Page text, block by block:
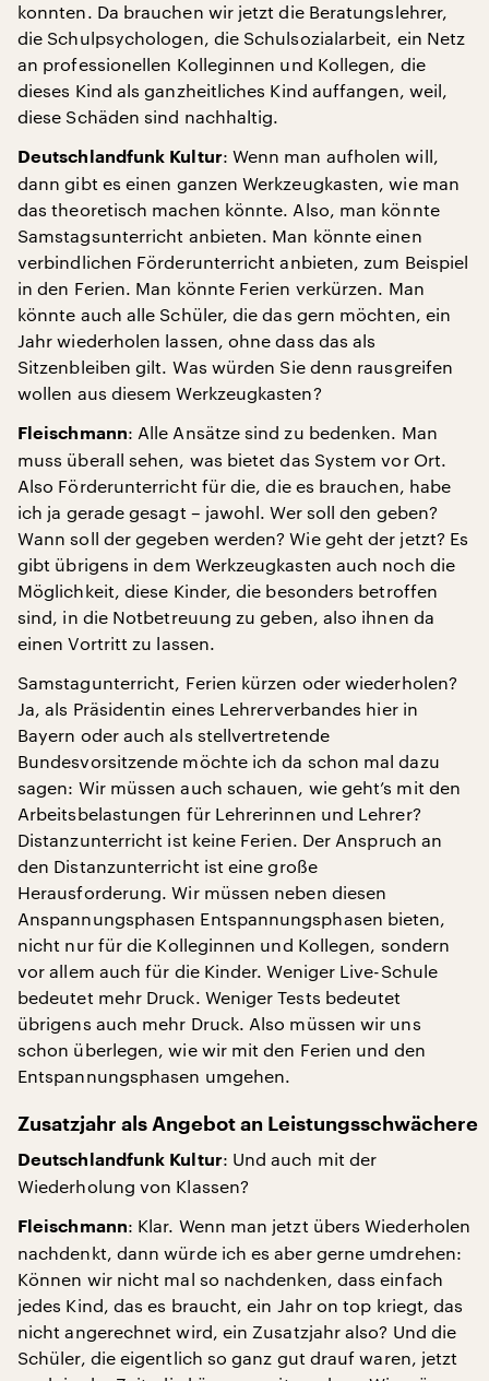
konnten. Da brauchen wir jetzt die Beratungslehrer,
die Schulpsychologen, die Schulsozialarbeit, ein Netz
an professionellen Kolleginnen und Kollegen, die
dieses Kind als ganzheitliches Kind auffangen, weil,
diese Schäden sind nachhaltig.
Deutschlandfunk Kultur: Wenn man aufholen will,
dann gibt es einen ganzen Werkzeugkasten, wie man
das theoretisch machen könnte. Also, man könnte
Samstagsunterricht anbieten. Man könnte einen
verbindlichen Förderunterricht anbieten, zum Beispiel
in den Ferien. Man könnte Ferien verkürzen. Man
könnte auch alle Schüler, die das gern möchten, ein
Jahr wiederholen lassen, ohne dass das als
Sitzenbleiben gilt. Was würden Sie denn rausgreifen
wollen aus diesem Werkzeugkasten?
Fleischmann: Alle Ansätze sind zu bedenken. Man
muss überall sehen, was bietet das System vor Ort.
Also Förderunterricht für die, die es brauchen, habe
ich ja gerade gesagt – jawohl. Wer soll den geben?
Wann soll der gegeben werden? Wie geht der jetzt? Es
gibt übrigens in dem Werkzeugkasten auch noch die
Möglichkeit, diese Kinder, die besonders betroffen
sind, in die Notbetreuung zu geben, also ihnen da
einen Vortritt zu lassen.
Samstagunterricht, Ferien kürzen oder wiederholen?
Ja, als Präsidentin eines Lehrerverbandes hier in
Bayern oder auch als stellvertretende
Bundesvorsitzende möchte ich da schon mal dazu
sagen: Wir müssen auch schauen, wie geht’s mit den
Arbeitsbelastungen für Lehrerinnen und Lehrer?
Distanzunterricht ist keine Ferien. Der Anspruch an
den Distanzunterricht ist eine große
Herausforderung. Wir müssen neben diesen
Anspannungsphasen Entspannungsphasen bieten,
nicht nur für die Kolleginnen und Kollegen, sondern
vor allem auch für die Kinder. Weniger Live-Schule
bedeutet mehr Druck. Weniger Tests bedeutet
übrigens auch mehr Druck. Also müssen wir uns
schon überlegen, wie wir mit den Ferien und den
Entspannungsphasen umgehen.
Zusatzjahr als Angebot an Leistungsschwächere
Deutschlandfunk Kultur: Und auch mit der
Wiederholung von Klassen?
Fleischmann: Klar. Wenn man jetzt übers Wiederholen
nachdenkt, dann würde ich es aber gerne umdrehen:
Können wir nicht mal so nachdenken, dass einfach
jedes Kind, das es braucht, ein Jahr on top kriegt, das
nicht angerechnet wird, ein Zusatzjahr also? Und die
Schüler, die eigentlich so ganz gut drauf waren, jetzt